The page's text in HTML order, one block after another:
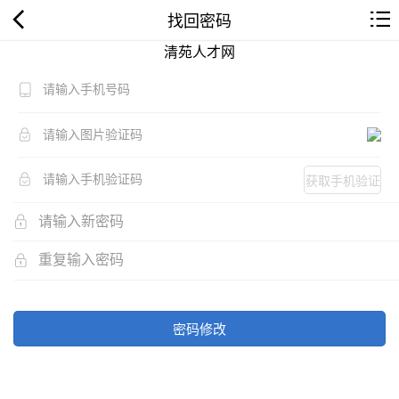
找回密码
清苑人才网
获取手机验证
密码修改